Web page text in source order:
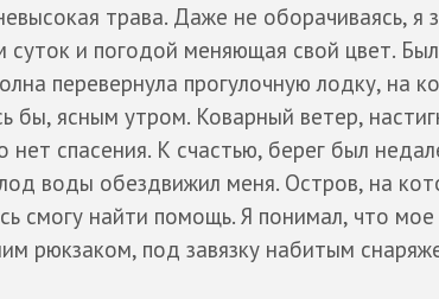
трава. Даже не оборачиваясь, я
суток и погодой меняющая свой цвет.
перевернула прогулочную лодку, на
бы, ясным утром. Коварный ветер,
спасения. К счастью, берег был
воды обездвижил меня. Остров, на
смогу найти помощь. Я понимал, что мое
рюкзаком, под завязку набитым